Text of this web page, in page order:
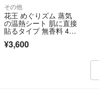
その他
花王 めぐりズム 蒸気
の温熱シート 肌に直接
貼るタイプ 無香料 48
¥3,600